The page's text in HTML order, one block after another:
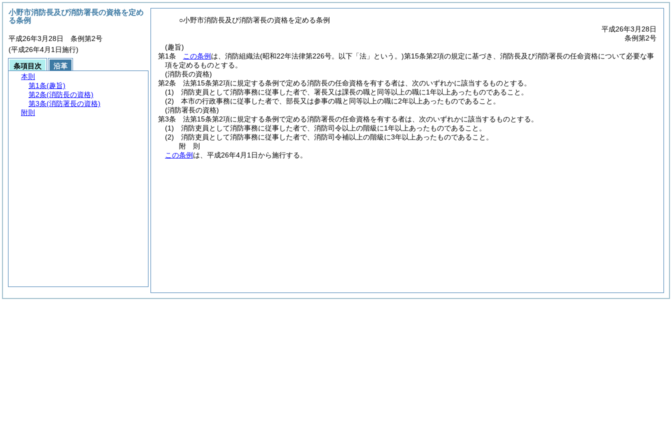
○小野市消防長及び消防署長の資格を定める条例
平成26年3月28日
条例第2号
(趣旨)
第1条
この条例 は、消防組織法(昭和22年法律第226号。以下「法」という。)第15条第2項の規定に基づき、消防長及び消防署長の任命資格について必要な事
項を定めるものとする。
(消防長の資格)
第2条
法第15条第2項に規定する条例で定める消防長の任命資格を有する者は、次のいずれかに該当するものとする。
(1)
消防吏員として消防事務に従事した者で、署長又は課長の職と同等以上の職に1年以上あったものであること。
(2)
本市の行政事務に従事した者で、部長又は参事の職と同等以上の職に2年以上あったものであること。
(消防署長の資格)
第3条
法第15条第2項に規定する条例で定める消防署長の任命資格を有する者は、次のいずれかに該当するものとする。
(1)
消防吏員として消防事務に従事した者で、消防司令以上の階級に1年以上あったものであること。
(2)
消防吏員として消防事務に従事した者で、消防司令補以上の階級に3年以上あったものであること。
附 則
この条例 は、平成26年4月1日から施行する。
小野市消防長及び消防署長の資格を定め
る条例
平成26年3月28日 条例第2号
(平成26年4月1日施行)
条項目次
沿革
本則
第1条(趣旨)
第2条(消防長の資格)
第3条(消防署長の資格)
附則